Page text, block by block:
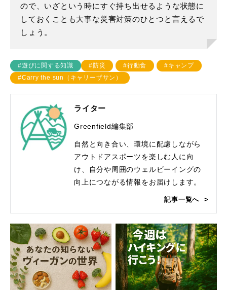
ので、いざという時にすぐ持ち出せるような状態に
しておくことも大事な災害対策のひとつと言えるで
しょう。
#遊びに関する知識 #防災 #行動食
#キャンプ
#Carry the sun（キャリーザサン）
ライター
Greenfield編集部
自然と向き合い、環境に配慮しながら
アウトドアスポーツを楽しむ人に向
け、自分や周囲のウェルビーイングの
向上につながる情報をお届けします。
記事一覧へ